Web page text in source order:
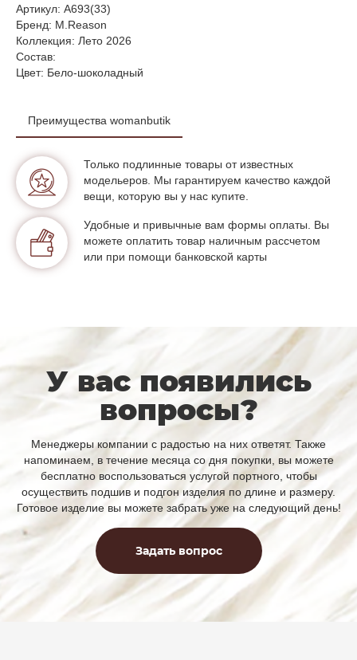
Артикул: A693(33)
Бренд: M.Reason
Коллекция: Лето 2026
Состав:
Цвет: Бело-шоколадный
Преимущества womanbutik
Только подлинные товары от известных
модельеров. Мы гарантируем качество каждой
вещи, которую вы у нас купите.
Удобные и привычные вам формы оплаты. Вы
можете оплатить товар наличным рассчетом
или при помощи банковской карты
У вас появились
вопросы?
Менеджеры компании с радостью на них ответят. Также
напоминаем, в течение месяца со дня покупки, вы можете
бесплатно воспользоваться услугой портного, чтобы
осуществить подшив и подгон изделия по длине и размеру.
Готовое изделие вы можете забрать уже на следующий день!
Задать вопрос